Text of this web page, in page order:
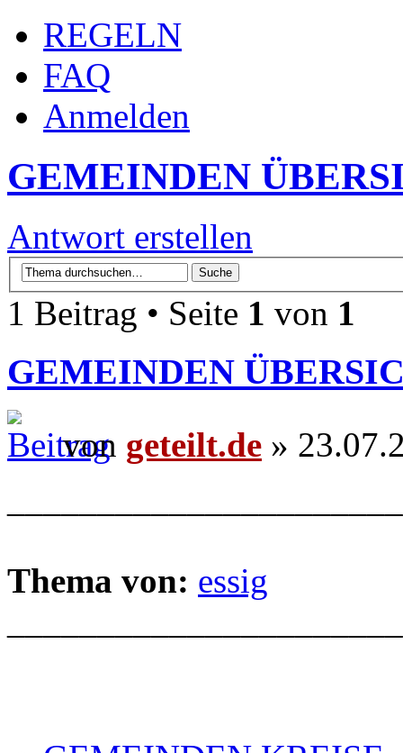
REGELN
FAQ
Anmelden
GEMEINDEN
Antwort erstellen
1 Beitrag • Seite 1 von 1
GEMEINDEN
von geteilt.de »
Thema von: essig